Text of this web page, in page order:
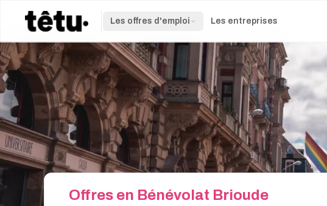
Les offres d'emploi Les entreprises
Offres en Bénévolat Brioude